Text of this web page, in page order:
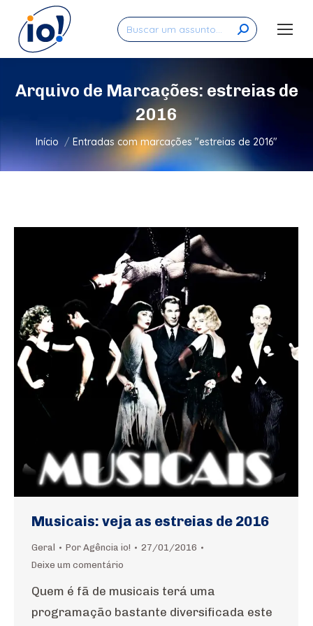
Search:
Arquivo de Marcações: estreias de
2016
Você está aqui:
Início Entradas com marcações "estreias de 2016"
Musicais: veja as estreias de 2016
Geral Por Agência io!
27/01/2016
Deixe um comentário
Quem é fã de musicais terá uma
programação bastante diversificada este